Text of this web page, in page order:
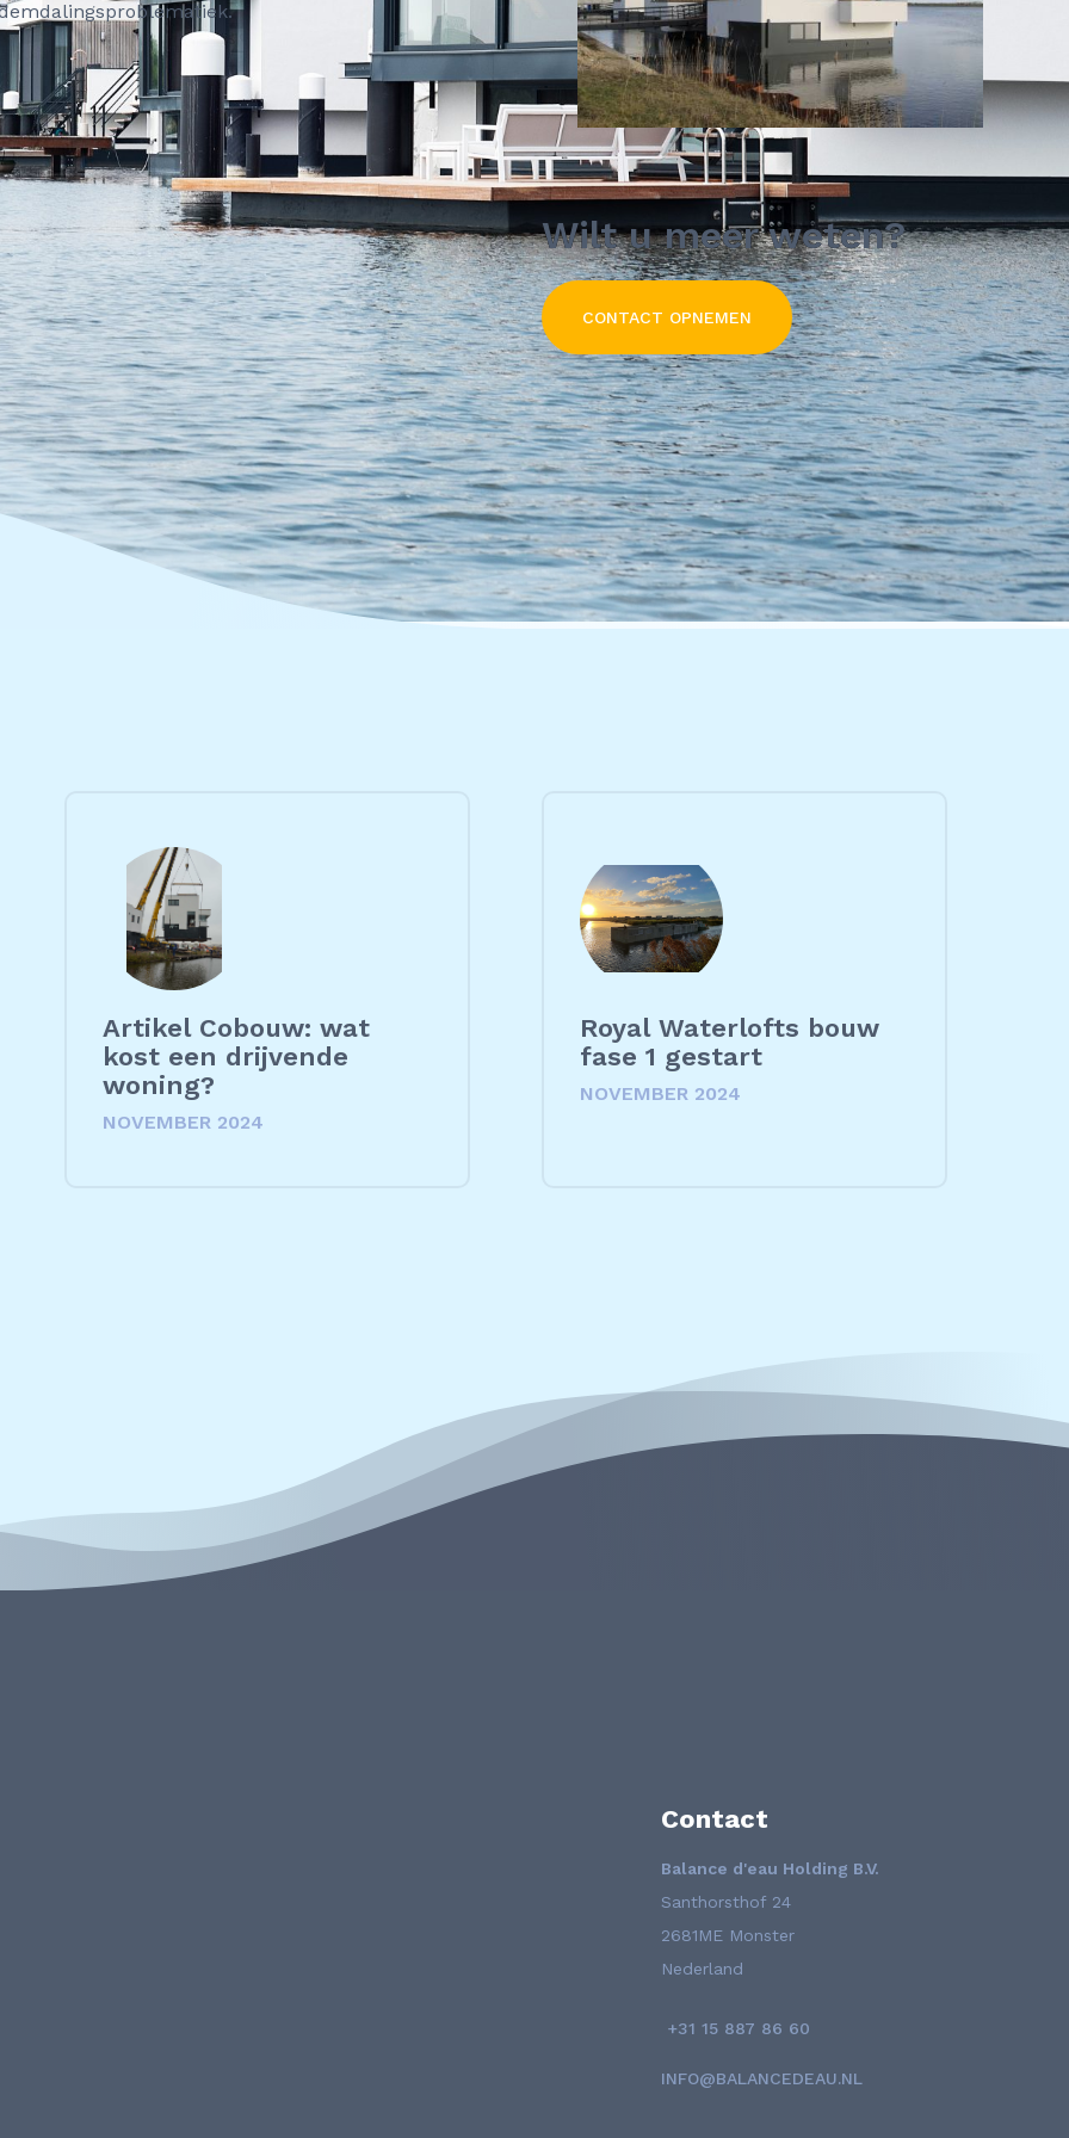
Wilt u meer weten?
CONTACT OPNEMEN
Artikel Cobouw: wat
kost een drijvende
woning?
NOVEMBER 2024
Royal Waterlofts bouw
fase 1 gestart
NOVEMBER 2024
Contact
Balance d'eau Holding B.V.
Santhorsthof 24
2681ME Monster
Nederland
+31 15 887 86 60
INFO@BALANCEDEAU.NL